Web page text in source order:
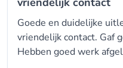
Goede en duidelijke
vriendelijk contact. Gaf
Hebben goed werk